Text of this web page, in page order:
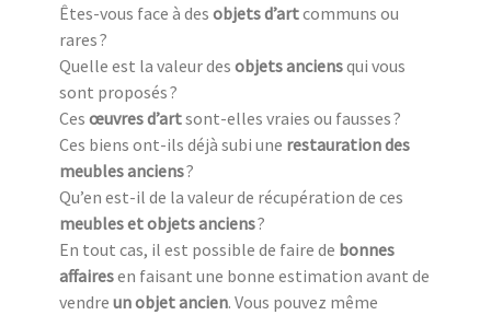
Êtes-vous face à des objets d’artcommuns ou
rares ?
Quelle est la valeur des objets anciensqui vous
sont proposés ?
Ces œuvres d’artsont-elles vraies ou fausses ?
Ces biens ont-ils déjà subi une restauration des
meubles anciens?
Qu’en est-il de la valeur de récupération de ces
meubles et objets anciens?
En tout cas, il est possible de faire de bonnes
affairesen faisant une bonne estimation avant de
vendre un objet ancien. Vous pouvez même